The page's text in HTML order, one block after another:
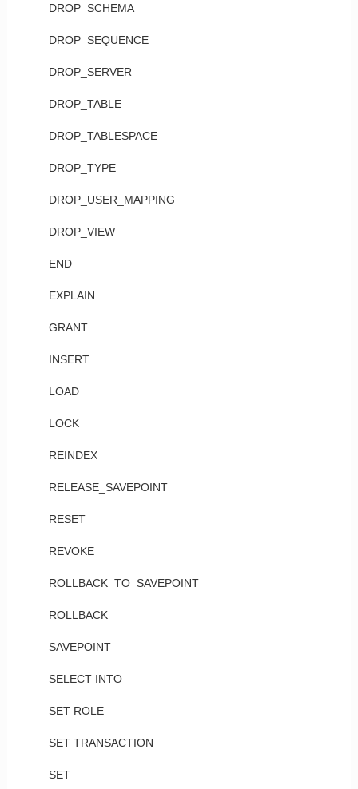
DROP_SCHEMA
DROP_SEQUENCE
DROP_SERVER
DROP_TABLE
DROP_TABLESPACE
DROP_TYPE
DROP_USER_MAPPING
DROP_VIEW
END
EXPLAIN
GRANT
INSERT
LOAD
LOCK
REINDEX
RELEASE_SAVEPOINT
RESET
REVOKE
ROLLBACK_TO_SAVEPOINT
ROLLBACK
SAVEPOINT
SELECT INTO
SET ROLE
SET TRANSACTION
SET